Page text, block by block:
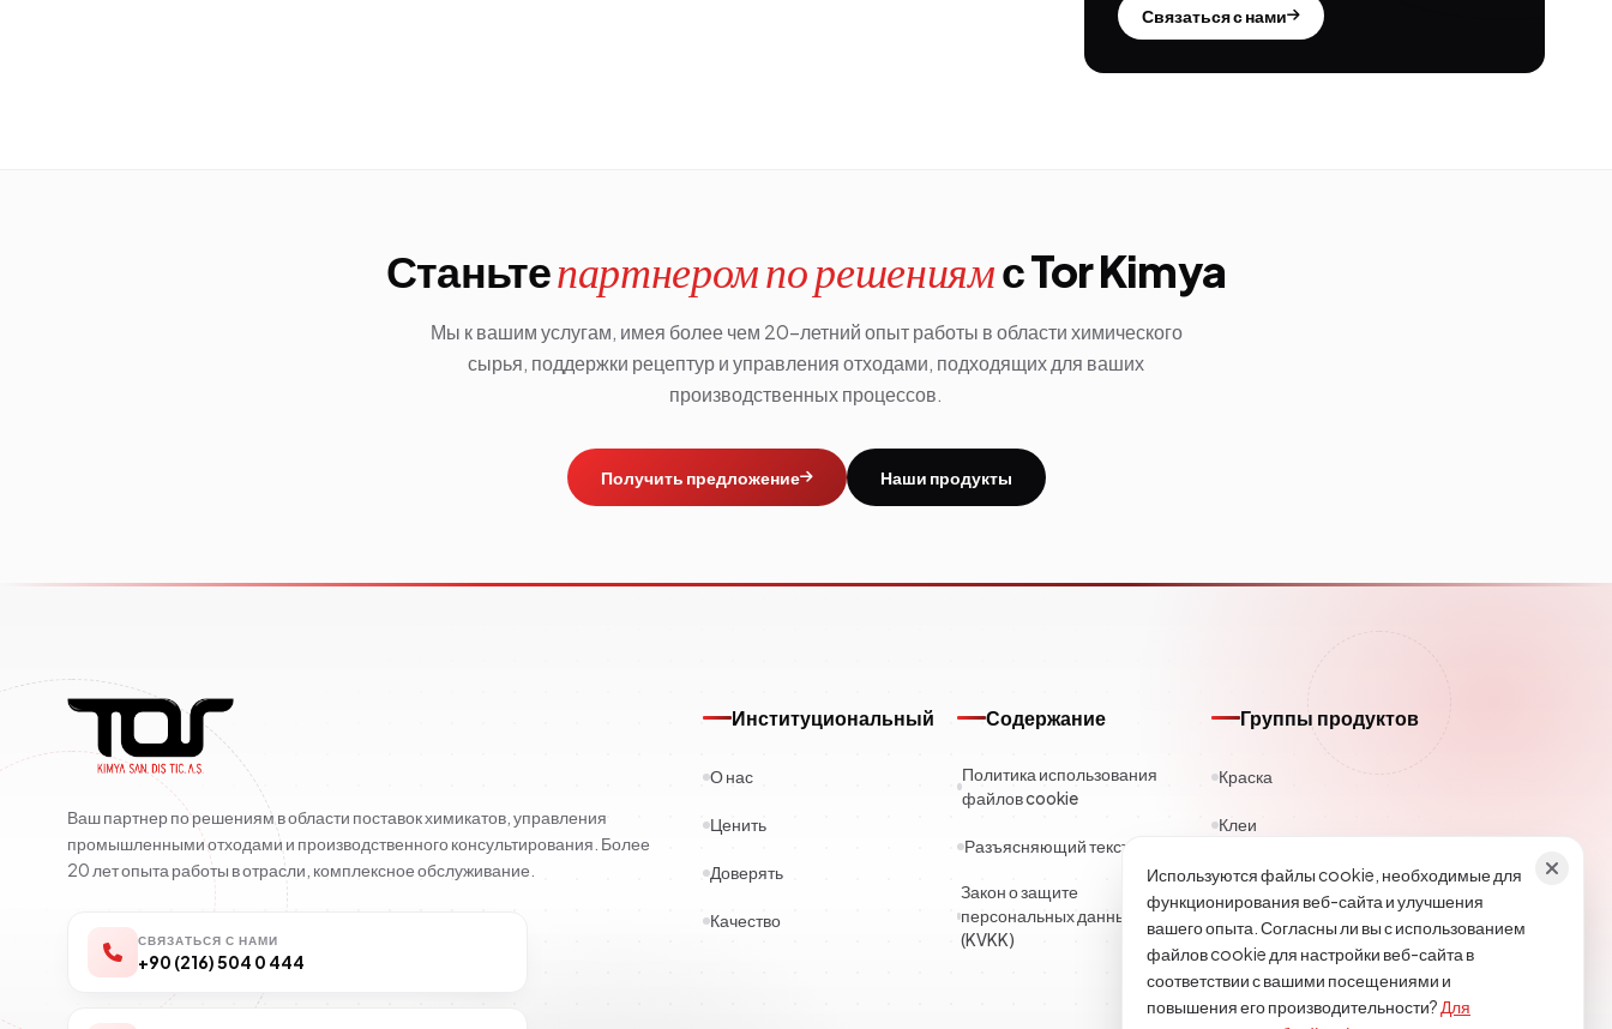
Связаться с нами
Станьтепартнером по решениямс Tor Kimya
Мы к вашим услугам, имея более чем 20-летний опыт работы в области химического
сырья, поддержки рецептур и управления отходами, подходящих для ваших
производственных процессов.
Получить предложение Наши продукты
Ваш партнер по решениям в области поставок химикатов, управления
промышленными отходами и производственного консультирования. Более
20 лет опыта работы в отрасли, комплексное обслуживание.
СВЯЗАТЬСЯ С НАМИ
+90 (216) 504 0 444
Институциональный
О нас
Ценить
Доверять
Качество
Содержание
Политика использования
файлов cookie
Разъясняющий текст
Закон о защите
персональных данных
(KVKK)
Группы продуктов
Краска
Клеи
Каучук
Полиэстер
Строительная химия
Текстиль
Используются файлы cookie, необходимые для
функционирования веб-сайта и улучшения
вашего опыта. Согласны ли вы с использованием
файлов cookie для настройки веб-сайта в
соответствии с вашими посещениями и
повышения его производительности? Для